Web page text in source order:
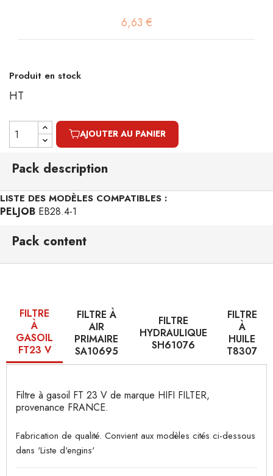
6,63 €
Produit en stock
HT
AJOUTER AU PANIER
Pack description
LISTE DES MODÈLES COMPATIBLES :
PELJOB EB28.4-1
Pack content
FILTRE
À
GASOIL
FT23 V
FILTRE À
AIR
PRIMAIRE
SA10695
FILTRE
HYDRAULIQUE
SH61076
FILTRE
À
HUILE
T8307
Filtre à gasoil FT 23 V de marque HIFI FILTER,
provenance FRANCE.
Fabrication de qualité. Convient aux modèles cités ci-dessous
dans 'Liste d'engins'